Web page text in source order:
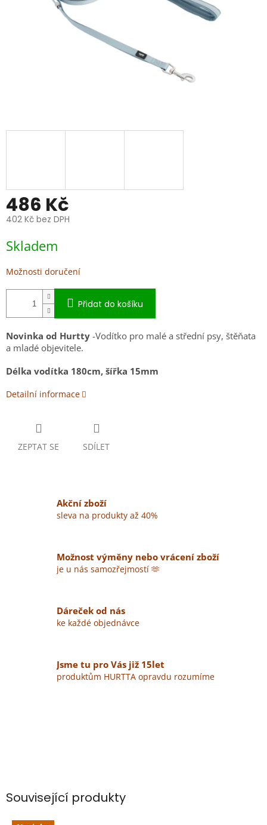
486 Kč
402 Kč bez DPH
cena:
Skladem
Možnosti doručení
Přidat do košíku
Novinka od Hurtty -Vodítko pro malé a střední psy, štěňata
a mladé objevitele.
Délka vodítka 180cm, šířka 15mm
Detailní informace
ZEPTAT SE SDÍLET
Akční zboží
sleva na produkty až 40%
Možnost výměny nebo vrácení zboží
je u nás samozřejmostí 🫶
Dáreček od nás
ke každé objednávce
Jsme tu pro Vás již 15let
produktům HURTTA opravdu rozumíme
Související produkty